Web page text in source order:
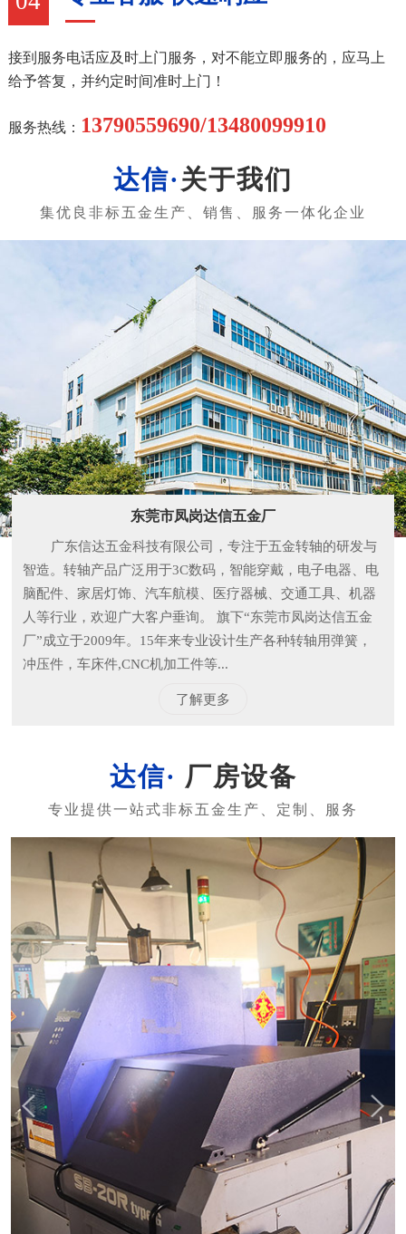
接到服务电话应及时上门服务，对不能立即服务的，应马上
给予答复，并约定时间准时上门！
服务热线： 13790559690/13480099910
关于我们
东莞市凤岗达信五金厂
广东信达五金科技有限公司，专注于五金转轴的研发与
智造。转轴产品广泛用于3C数码，智能穿戴，电子电器、电
脑配件、家居灯饰、汽车航模、医疗器械、交通工具、机器
人等行业，欢迎广大客户垂询。 旗下“东莞市凤岗达信五金
厂”成立于2009年。15年来专业设计生产各种转轴用弹簧，
冲压件，车床件,CNC机加工件等...
了解更多
厂房设备